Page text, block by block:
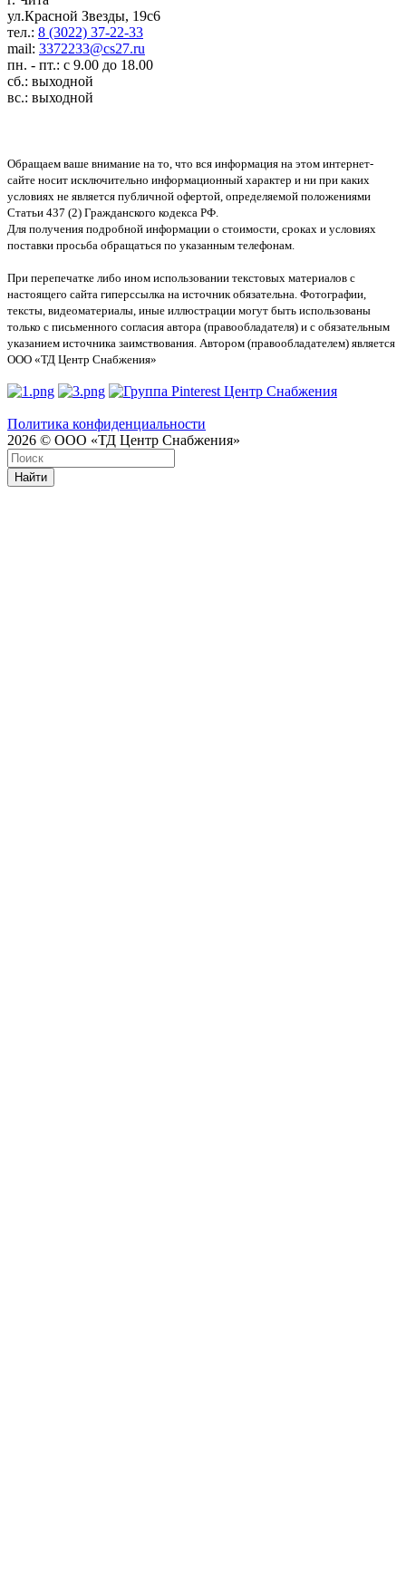
ул.Красной Звезды, 19с6
тел.: 8 (3022) 37-22-33
mail: 3372233@cs27.ru
пн. - пт.: с 9.00 до 18.00
сб.: выходной
вс.: выходной
Обращаем ваше внимание на то, что вся информация на этом интернет-
сайте носит исключительно информационный характер и ни при каких
условиях не является публичной офертой, определяемой положениями
Статьи 437 (2) Гражданского кодекса РФ.
Для получения подробной информации о стоимости, сроках и условиях
поставки просьба обращаться по указанным телефонам.
При перепечатке либо ином использовании текстовых материалов с
настоящего сайта гиперссылка на источник обязательна. Фотографии,
тексты, видеоматериалы, иные иллюстрации могут быть использованы
только с письменного согласия автора (правообладателя) и с обязательным
указанием источника заимствования. Автором (правообладателем) является
ООО «ТД Центр Снабжения»
Политика конфиденциальности
2026 © ООО «ТД Центр Снабжения»
Найти